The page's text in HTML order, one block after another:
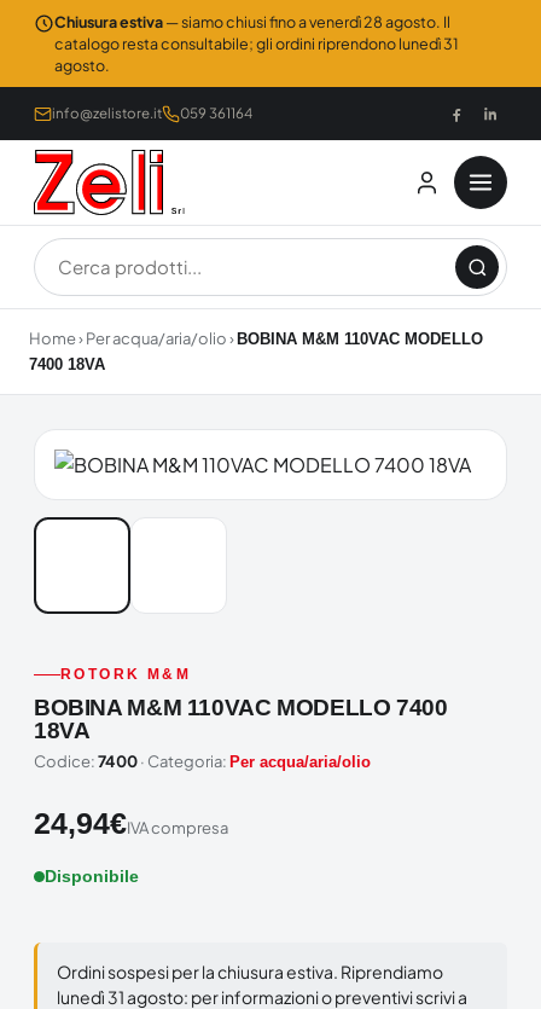
Chiusura estiva— siamo chiusi fino a venerdì 28 agosto. Il
catalogo resta consultabile; gli ordini riprendono lunedì 31
agosto.
info@zelistore.it 059 361164
Home›Per acqua/aria/olio› BOBINA M&M 110VAC MODELLO
7400 18VA
ROTORK M&M
BOBINA M&M 110VAC MODELLO 7400
18VA
Codice:7400· Categoria: Per acqua/aria/olio
24,94€IVA compresa
Disponibile
Ordini sospesi per la chiusura estiva. Riprendiamo
lunedì 31 agosto: per informazioni o preventivi scrivi a